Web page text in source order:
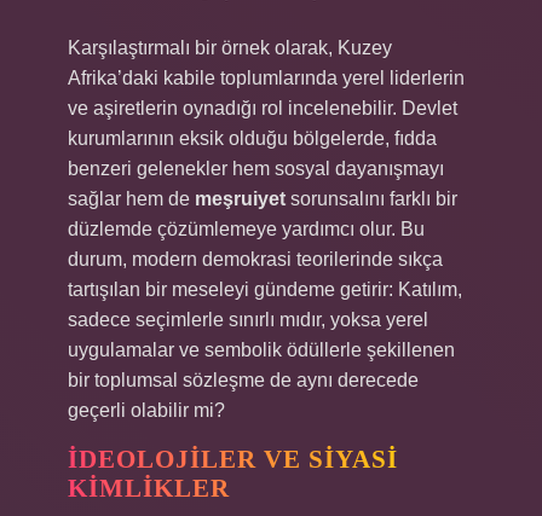
Karşılaştırmalı bir örnek olarak, Kuzey
Afrika’daki kabile toplumlarında yerel liderlerin
ve aşiretlerin oynadığı rol incelenebilir. Devlet
kurumlarının eksik olduğu bölgelerde, fıdda
benzeri gelenekler hem sosyal dayanışmayı
sağlar hem de meşruiyet sorunsalını farklı bir
düzlemde çözümlemeye yardımcı olur. Bu
durum, modern demokrasi teorilerinde sıkça
tartışılan bir meseleyi gündeme getirir: Katılım,
sadece seçimlerle sınırlı mıdır, yoksa yerel
uygulamalar ve sembolik ödüllerle şekillenen
bir toplumsal sözleşme de aynı derecede
geçerli olabilir mi?
İDEOLOJILER VE SIYASI
KIMLIKLER